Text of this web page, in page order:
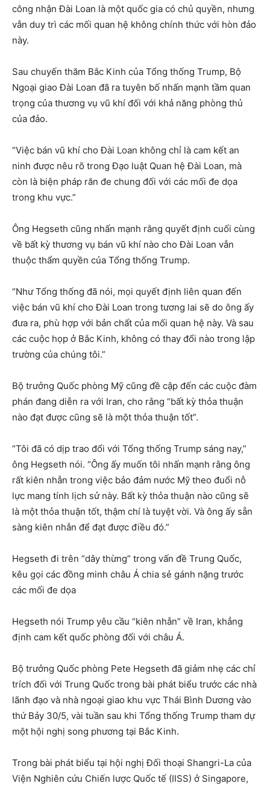
công nhận Đài Loan là một quốc gia có chủ quyền, nhưng
vẫn duy trì các mối quan hệ không chính thức với hòn đảo
này.
Sau chuyến thăm Bắc Kinh của Tổng thống Trump, Bộ
Ngoại giao Đài Loan đã ra tuyên bố nhấn mạnh tầm quan
trọng của thương vụ vũ khí đối với khả năng phòng thủ
của đảo.
“Việc bán vũ khí cho Đài Loan không chỉ là cam kết an
ninh được nêu rõ trong Đạo luật Quan hệ Đài Loan, mà
còn là biện pháp răn đe chung đối với các mối đe dọa
trong khu vực.”
Ông Hegseth cũng nhấn mạnh rằng quyết định cuối cùng
về bất kỳ thương vụ bán vũ khí nào cho Đài Loan vẫn
thuộc thẩm quyền của Tổng thống Trump.
“Như Tổng thống đã nói, mọi quyết định liên quan đến
việc bán vũ khí cho Đài Loan trong tương lai sẽ do ông ấy
đưa ra, phù hợp với bản chất của mối quan hệ này. Và sau
các cuộc họp ở Bắc Kinh, không có thay đổi nào trong lập
trường của chúng tôi.”
Bộ trưởng Quốc phòng Mỹ cũng đề cập đến các cuộc đàm
phán đang diễn ra với Iran, cho rằng “bất kỳ thỏa thuận
nào đạt được cũng sẽ là một thỏa thuận tốt”.
“Tôi đã có dịp trao đổi với Tổng thống Trump sáng nay,”
ông Hegseth nói. “Ông ấy muốn tôi nhấn mạnh rằng ông
rất kiên nhẫn trong việc bảo đảm nước Mỹ theo đuổi nỗ
lực mang tính lịch sử này. Bất kỳ thỏa thuận nào cũng sẽ
là một thỏa thuận tốt, thậm chí là tuyệt vời. Và ông ấy sẵn
sàng kiên nhẫn để đạt được điều đó.”
Hegseth đi trên “dây thừng” trong vấn đề Trung Quốc,
kêu gọi các đồng minh châu Á chia sẻ gánh nặng trước
các mối đe dọa
Hegseth nói Trump yêu cầu “kiên nhẫn” về Iran, khẳng
định cam kết quốc phòng đối với châu Á.
Bộ trưởng Quốc phòng Pete Hegseth đã giảm nhẹ các chỉ
trích đối với Trung Quốc trong bài phát biểu trước các nhà
lãnh đạo và nhà ngoại giao khu vực Thái Bình Dương vào
thứ Bảy 30/5, vài tuần sau khi Tổng thống Trump tham dự
một hội nghị song phương tại Bắc Kinh.
Trong bài phát biểu tại hội nghị Đối thoại Shangri-La của
Viện Nghiên cứu Chiến lược Quốc tế (IISS) ở Singapore,